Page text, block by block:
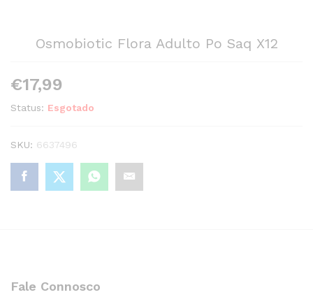
Osmobiotic Flora Adulto Po Saq X12
€17,99
Status: Esgotado
SKU: 6637496
Fale Connosco